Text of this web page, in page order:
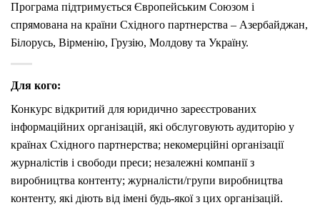
Програма підтримується Європейським Союзом і
спрямована на країни Східного партнерства – Азербайджан,
Білорусь, Вірменію, Грузію, Молдову та Україну.
Для кого:
Конкурс відкритий для юридично зареєстрованих
інформаційних організацій, які обслуговують аудиторію у
країнах Східного партнерства; некомерційні організації
журналістів і свободи преси; незалежні компанії з
виробництва контенту; журналісти/групи виробництва
контенту, які діють від імені будь-якої з цих організацій.